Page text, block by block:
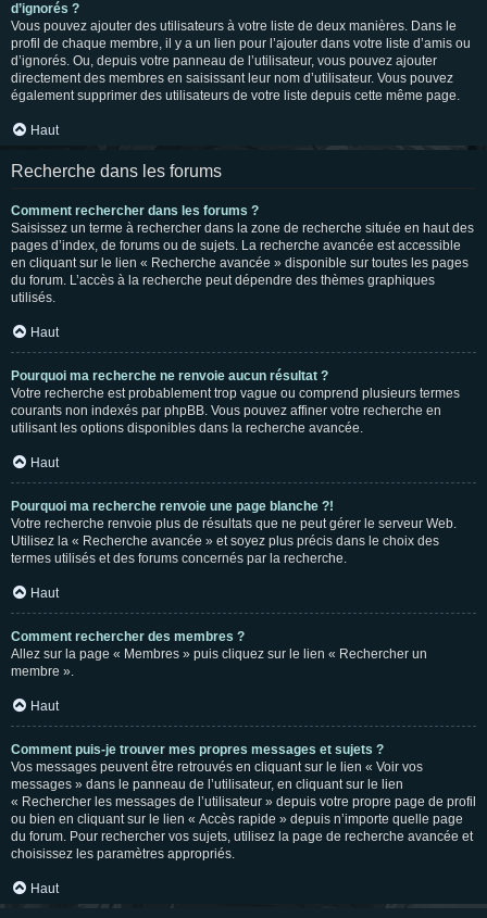
d’ignorés ?
Vous pouvez ajouter des utilisateurs à votre liste de deux manières. Dans le
profil de chaque membre, il y a un lien pour l’ajouter dans votre liste d’amis ou
d’ignorés. Ou, depuis votre panneau de l’utilisateur, vous pouvez ajouter
directement des membres en saisissant leur nom d’utilisateur. Vous pouvez
également supprimer des utilisateurs de votre liste depuis cette même page.
Haut
Recherche dans les forums
Comment rechercher dans les forums ?
Saisissez un terme à rechercher dans la zone de recherche située en haut des
pages d’index, de forums ou de sujets. La recherche avancée est accessible
en cliquant sur le lien « Recherche avancée » disponible sur toutes les pages
du forum. L’accès à la recherche peut dépendre des thèmes graphiques
utilisés.
Haut
Pourquoi ma recherche ne renvoie aucun résultat ?
Votre recherche est probablement trop vague ou comprend plusieurs termes
courants non indexés par phpBB. Vous pouvez affiner votre recherche en
utilisant les options disponibles dans la recherche avancée.
Haut
Pourquoi ma recherche renvoie une page blanche ?!
Votre recherche renvoie plus de résultats que ne peut gérer le serveur Web.
Utilisez la « Recherche avancée » et soyez plus précis dans le choix des
termes utilisés et des forums concernés par la recherche.
Haut
Comment rechercher des membres ?
Allez sur la page « Membres » puis cliquez sur le lien « Rechercher un
membre ».
Haut
Comment puis-je trouver mes propres messages et sujets ?
Vos messages peuvent être retrouvés en cliquant sur le lien « Voir vos
messages » dans le panneau de l’utilisateur, en cliquant sur le lien
« Rechercher les messages de l’utilisateur » depuis votre propre page de profil
ou bien en cliquant sur le lien « Accès rapide » depuis n’importe quelle page
du forum. Pour rechercher vos sujets, utilisez la page de recherche avancée et
choisissez les paramètres appropriés.
Haut